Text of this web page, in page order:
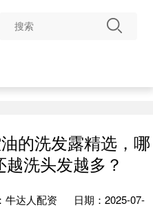
的洗发露精选，哪
洗头发越多？
牛达人配资
日期：2025-07-